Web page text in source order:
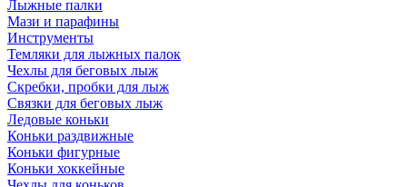
Лыжные палки
Мази и парафины
Инструменты
Темляки для лыжных палок
Чехлы для беговых лыж
Скребки, пробки для лыж
Связки для беговых лыж
Ледовые коньки
Коньки раздвижные
Коньки фигурные
Коньки хоккейные